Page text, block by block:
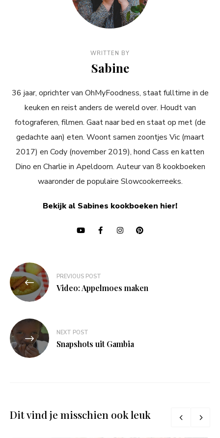
WRITTEN BY
Sabine
36 jaar, oprichter van OhMyFoodness, staat fulltime in de
keuken en reist anders de wereld over. Houdt van
fotograferen, filmen. Gaat naar bed en staat op met (de
gedachte aan) eten. Woont samen zoontjes Vic (maart
2017) en Cody (november 2019), hond Cass en katten
Dino en Charlie in Apeldoorn. Auteur van 8 kookboeken
waaronder de populaire Slowcookerreeks.
Bekijk al Sabines kookboeken hier!
Bericht
navigatie
PREVIOUS POST
Video: Appelmoes maken
NEXT POST
Snapshots uit Gambia
Dit vind je misschien ook leuk